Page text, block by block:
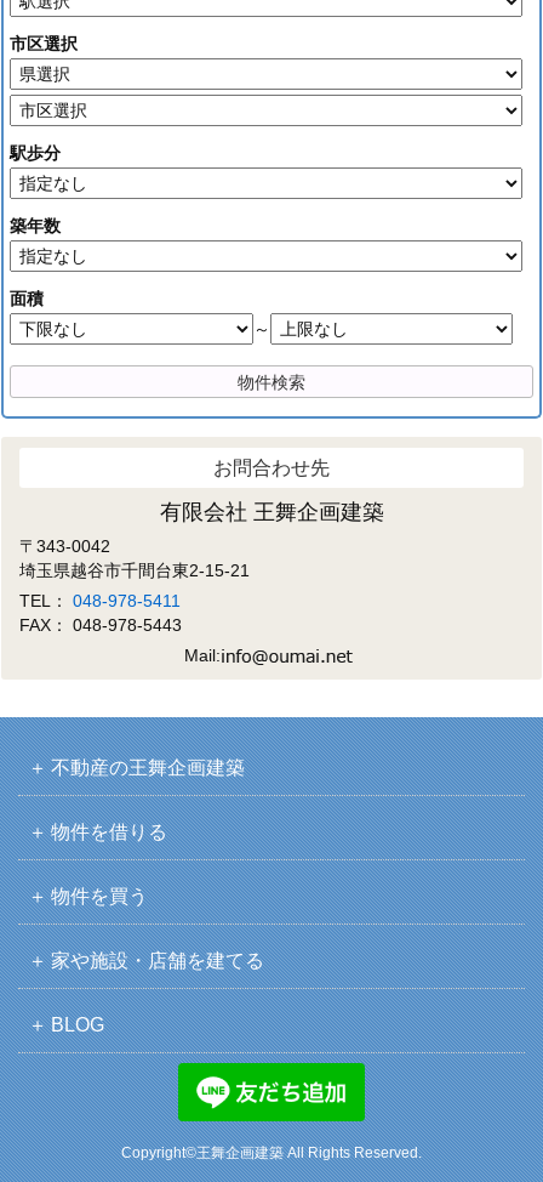
市区選択
駅歩分
築年数
面積
～
お問合わせ先
有限会社 王舞企画建築
〒343-0042
埼玉県越谷市千間台東2-15-21
TEL：048-978-5411
FAX： 048-978-5443
Mail:
不動産の王舞企画建築
物件を借りる
物件を買う
家や施設・店舗を建てる
BLOG
Copyright©王舞企画建築 All Rights Reserved.